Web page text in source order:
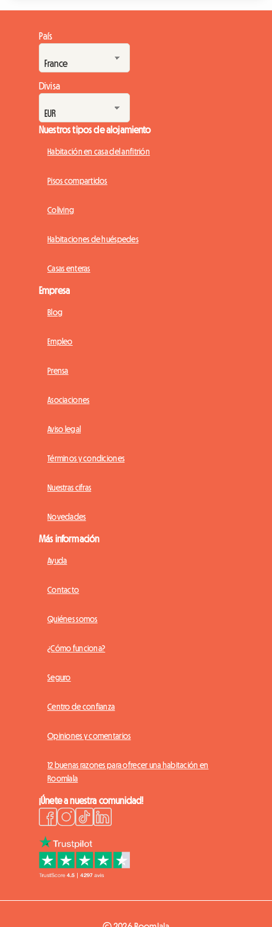
asequible. Ante unos hoteles completos con meses de
antelación y unas tarifas que se disparan, en Roomlala le
ofrecemos una alternativ...
País
Divisa
Nuestros tipos de alojamiento
Habitación en casa del anfitrión
Pisos compartidos
Coliving
Habitaciones de huéspedes
Casas enteras
Empresa
Blog
Empleo
Prensa
Asociaciones
Aviso legal
Términos y condiciones
Nuestras cifras
Novedades
Más información
Ayuda
Contacto
Quiénes somos
¿Cómo funciona?
Seguro
Centro de confianza
Opiniones y comentarios
12 buenas razones para ofrecer una habitación en
Roomlala
¡Únete a nuestra comunidad!